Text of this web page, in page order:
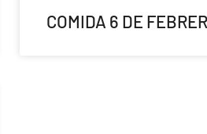
COMIDA 6 DE